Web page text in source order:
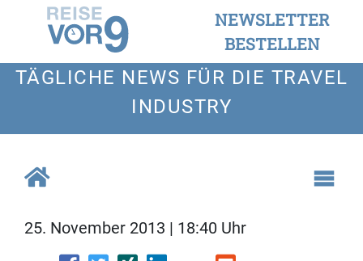
NEWSLETTER
BESTELLEN
TÄGLICHE NEWS FÜR DIE TRAVEL
INDUSTRY
25. November 2013 | 18:40 Uhr